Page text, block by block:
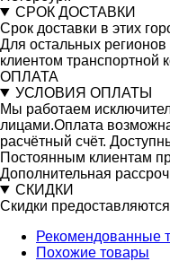
СРОК ДОСТАВКИ
Срок доставки в этих
Для остальных
клиентом транспортной
ОПЛАТА
УСЛОВИЯ ОПЛАТЫ
Мы работаем
лицами.Оплата
расчётный счёт.
Постоянным клиентам
Дополнительная
СКИДКИ
Скидки
Рекомендованные
Похожие товары